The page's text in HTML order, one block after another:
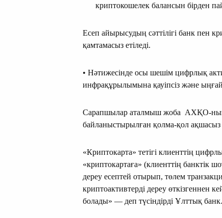
криптокошелек балансын бірден
Есеп айырысудың сәттілігі банк пен
қамтамасыз етіледі.
• Нәтижесінде осы шешім цифрлық
инфрақұрылымына қауіпсіз және
Сарапшылар аталмыш жоба АХҚО-ның
байланыстырылған қолма-қол ақшасыз
«Криптокарта» тетігі клиенттің
«криптокартаға» (клиенттің банктік
дереу есептей отырып, төлем
криптоактивтерді дереу өткізгеннен
болады» — деп түсіндірді Ұлттық банк.